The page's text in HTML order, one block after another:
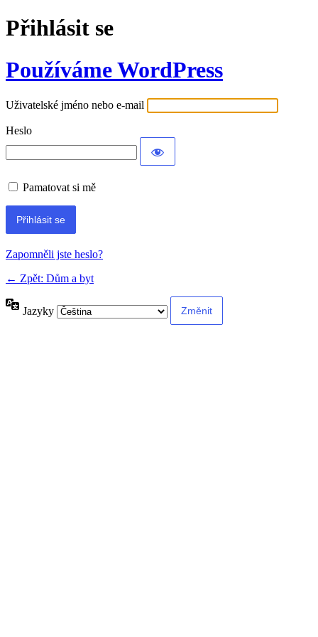
Přihlásit se
Používáme WordPress
Uživatelské jméno nebo e-mail
Heslo
Pamatovat si mě
Alternative:
Zapomněli jste heslo?
← Zpět: Dům a byt
Jazyky